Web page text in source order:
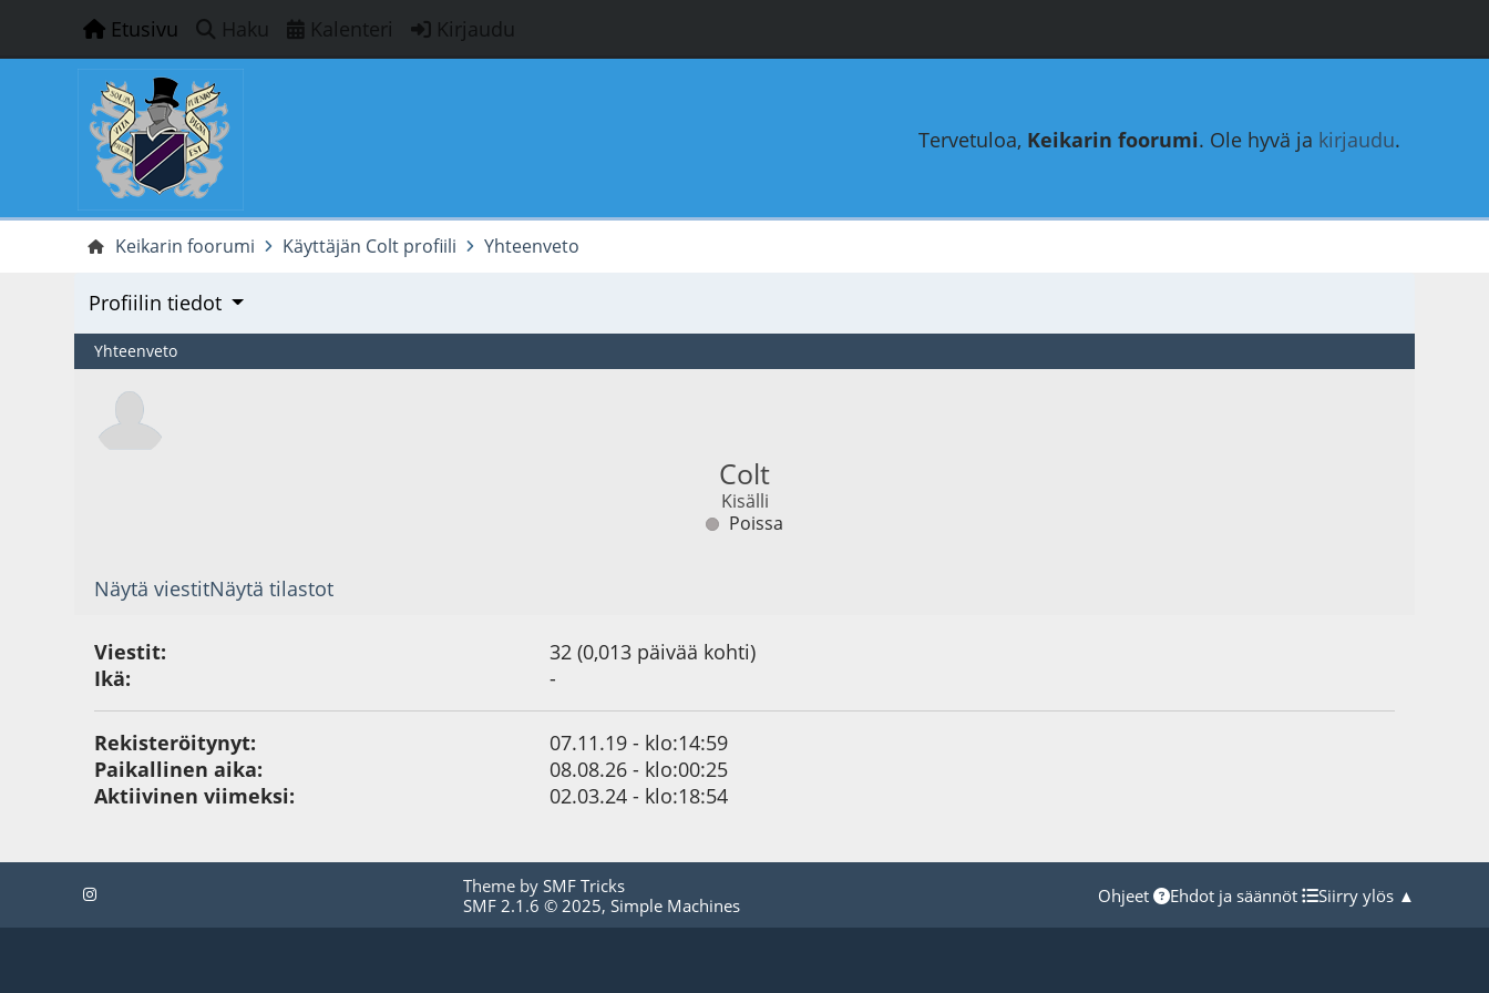
Etusivu Haku Kalenteri Kirjaudu
Tervetuloa, Keikarin foorumi. Ole hyvä ja kirjaudu.
Keikarin foorumi Käyttäjän Colt profiili Yhteenveto
Profiilin tiedot
Yhteenveto
Colt
Kisälli
Poissa
Näytä viestitNäytä tilastot
Viestit:
32 (0,013 päivää kohti)
Ikä:
-
Rekisteröitynyt:
07.11.19 - klo:14:59
Paikallinen aika:
08.08.26 - klo:00:25
Aktiivinen viimeksi:
02.03.24 - klo:18:54
Theme by SMF Tricks
SMF 2.1.6 © 2025, Simple Machines Ohjeet Ehdot ja säännöt Siirry ylös ▲